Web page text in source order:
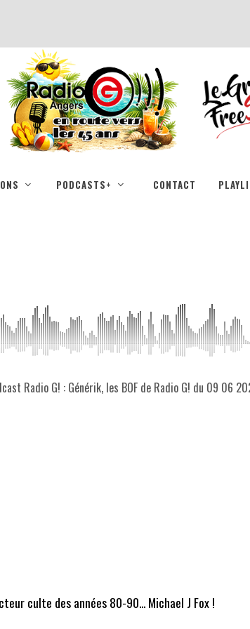
PODCASTS+ CONTACT
Radio G! : Générik, les BOF de Radio G! du 09 06
culte des années 80-90... Michael J Fox !